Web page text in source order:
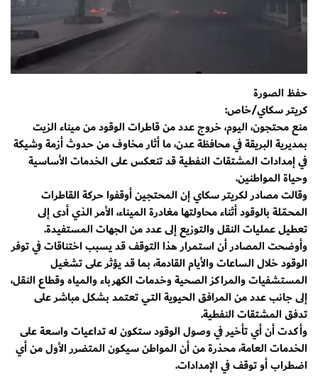
حفظ الصورة
كريتر سكاي/خاص:
منع محتجون، اليوم، خروج عدد من قاطرات الوقود من ميناء الزيت
بمديرية البريقة في محافظة عدن، ما أثار مخاوف من حدوث أزمة وشيكة
في إمدادات المشتقات النفطية قد تنعكس على الخدمات الأساسية
وحياة المواطنين.
وقالت مصادر لكريتر سكاي إن المحتجين أوقفوا حركة القاطرات
المحمّلة بالوقود أثناء محاولتها مغادرة الميناء، الأمر الذي أدى إلى
تعطيل عمليات النقل والتوزيع إلى عدد من الجهات المستفيدة.
وأوضحت المصادر أن استمرار هذا التوقف قد يسبب اختناقات في توفر
الوقود خلال الساعات والأيام القادمة، بما قد يؤثر على تشغيل
المستشفيات والمراكز الصحية وخدمات الكهرباء والمياه وقطاع النقل،
إلى جانب عدد من المرافق الحيوية التي تعتمد بشكل مباشر على
تدفق المشتقات النفطية.
وأكدت أن أي تأخير في وصول الوقود ستكون له تداعيات واسعة على
الخدمات العامة، محذرة من أن المواطن سيكون المتضرر الأول من أي
اضطراب أو توقف في الإمدادات.